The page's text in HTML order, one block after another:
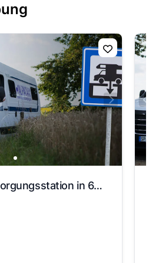
Wohnmobil Entsorgungsstation in 6360 Tinglev